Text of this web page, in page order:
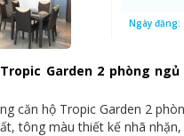
Garden 2 phòng
căn hộ Tropic Garden 2
tông màu thiết kế nhã
Ngày đăng: